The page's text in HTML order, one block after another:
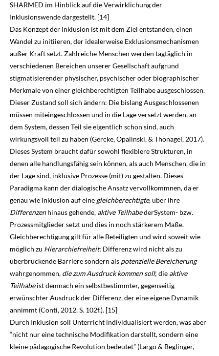
SHARMED im Hinblick auf die Verwirklichung der
Inklusionswende dargestellt. [14]
Das Konzept der Inklusion ist mit dem Ziel entstanden, einen
Wandel zu initiieren, der idealer­weise Exklusionsmechanismen
außer Kraft setzt. Zahlreiche Menschen werden tag­täglich in
verschiedenen Bereichen unserer Gesellschaft aufgrund
stigmatisierender physi­scher, psychi­scher oder biographischer
Merkmale von einer gleichberechtigten Teilhabe ausge­schlossen.
Dieser Zustand soll sich ändern: Die bislang Ausgeschlossenen
müssen mit­eingeschlossen und in die Lage versetzt werden, an
dem System, dessen Teil sie eigentlich schon sind, auch
wirkungsvoll teil zu haben (Gercke, Opalinski, & Thonagel, 2017).
Dieses System braucht dafür sowohl flexiblere Strukturen, in
denen alle handlungsfähig sein können, als auch Menschen, die in
der Lage sind, inklusive Prozesse (mit) zu gestalten. Dieses
Paradigma kann der dialogische Ansatz vervollkommnen, da er
genau wie Inklusion auf eine gleichberechtigte, über ihre
Differenzenhinaus gehende, aktive TeilhabederSystem- bzw.
Prozessmitglieder setzt und dies in noch stärkerem Maße.
Gleichberechtigung gilt für alle Beteiligten und wird soweit wie
möglich zu Hierarchiefreiheit; Differenz wird nicht als zu
überbrückende Barriere sondern als potenzielle Bereicherung
wahrgenommen, die zum Ausdruck kommen soll; die aktive
Teilhabeist demnach ein selbstbestimmter, gegenseitig
erwünschter Ausdruck der Differenz, der eine eigene Dyna­mik
annimmt (Conti, 2012, S. 102f.). [15]
Durch Inklusion soll Unterricht individualisiert werden, was aber
“nicht nur eine technische Modifikation darstellt, sondern eine
kleine pädagogische Revolution bedeutet” (Largo & Beglinger,